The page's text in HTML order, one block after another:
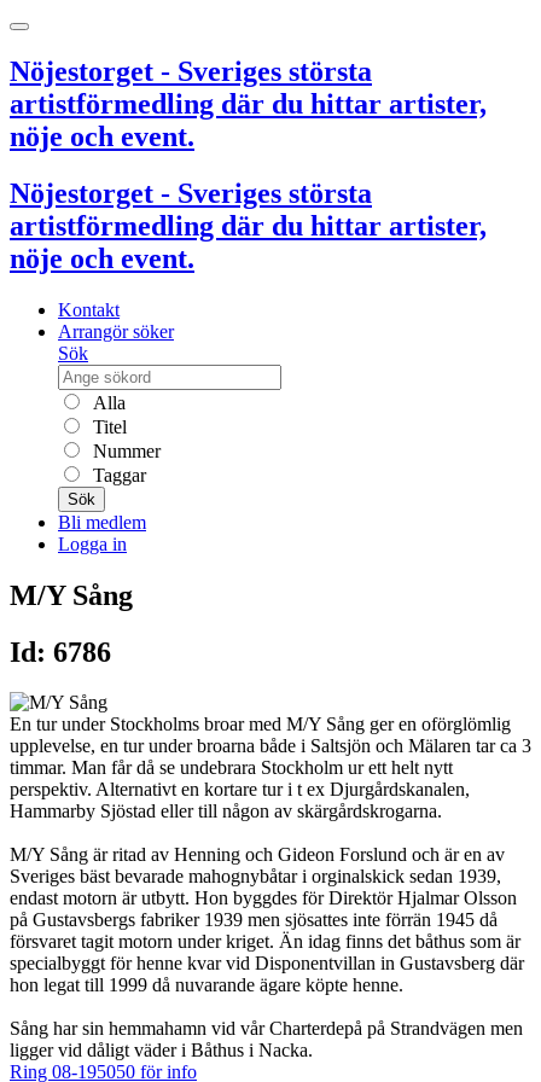
Nöjestorget - Sveriges största
artistförmedling där du hittar artister,
nöje och event.
Nöjestorget - Sveriges största
artistförmedling där du hittar artister,
nöje och event.
Kontakt
Arrangör söker
Sök
Alla
Titel
Nummer
Taggar
Sök
Bli medlem
Logga in
M/Y Sång
Id: 6786
En tur under Stockholms broar med M/Y Sång ger en oförglömlig
upplevelse, en tur under broarna både i Saltsjön och Mälaren tar ca 3
timmar. Man får då se undebrara Stockholm ur ett helt nytt
perspektiv. Alternativt en kortare tur i t ex Djurgårdskanalen,
Hammarby Sjöstad eller till någon av skärgårdskrogarna.
M/Y Sång är ritad av Henning och Gideon Forslund och är en av
Sveriges bäst bevarade mahognybåtar i orginalskick sedan 1939,
endast motorn är utbytt. Hon byggdes för Direktör Hjalmar Olsson
på Gustavsbergs fabriker 1939 men sjösattes inte förrän 1945 då
försvaret tagit motorn under kriget. Än idag finns det båthus som är
specialbyggt för henne kvar vid Disponentvillan in Gustavsberg där
hon legat till 1999 då nuvarande ägare köpte henne.
Sång har sin hemmahamn vid vår Charterdepå på Strandvägen men
ligger vid dåligt väder i Båthus i Nacka.
Ring 08-195050 för info